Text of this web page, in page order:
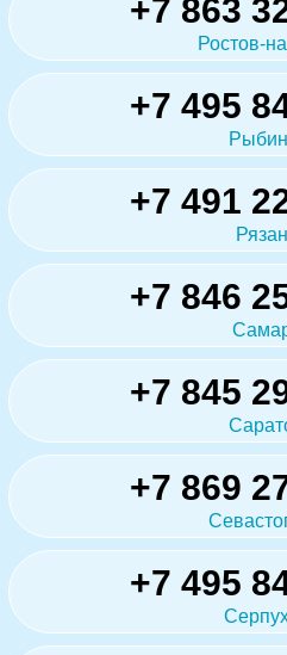
+7 863
Ростов-
+7 495
+7 491
+7 846
+7 845
+7 869
+7 495